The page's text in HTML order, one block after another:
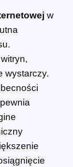
w
wystarczy.